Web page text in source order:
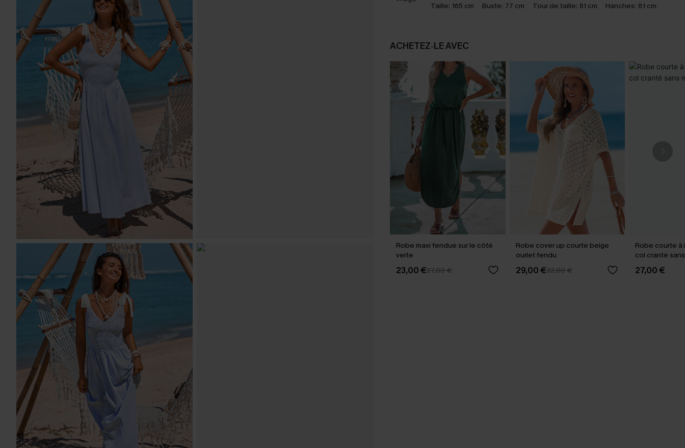
Taille: 165 cm Buste: 77 cm Tour de taille: 61 cm Hanches: 81 cm
ACHETEZ‑LE AVEC
Robe maxi fendue sur le côté
verte
23,00 €27,00 €
Robe cover up courte beige
ourlet fendu
29,00 €32,00 €
Robe courte à
col cranté
27,00 €